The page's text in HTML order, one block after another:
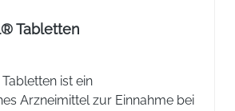
Tabletten
ist ein
Arzneimittel zur Einnahme bei